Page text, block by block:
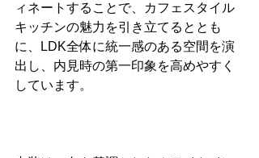
ィネートすることで、カフェスタイル
キッチンの魅力を引き立てるととも
に、LDK全体に統一感のある空間を演
出し、内見時の第一印象を高めやすく
しています。